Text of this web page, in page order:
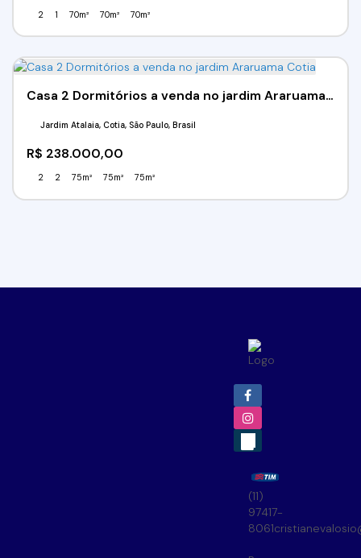
2 1 70m² 70m² 70m²
Casa 2 Dormitórios a venda no jardim Araruama Cotia
R$ 238.000,00
Jardim Atalaia, Cotia, São Paulo, Brasil
2 2 75m² 75m² 75m²
(11)
97417-
8061